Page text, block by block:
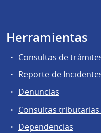
Herramientas
Consultas de
Reporte de
Denuncias
Consultas
Dependencias